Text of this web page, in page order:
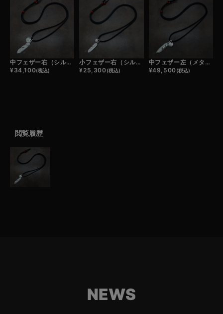
中フェザー右（シルバー）×小メタルチャーム×鹿革紐×アンティークビーズ/ネックレスカスタム
¥34,100(税込)
小フェザー右（シルバー）×極小メタルチャーム×鹿革紐×アンティークビーズ/ネックレスカスタム
¥25,300(税込)
中フェザー左（メタル）×小メタルチャーム×鹿革紐×アンティークビーズ/ネックレスカスタム
¥49,500(税込)
閲覧履歴
NEWS